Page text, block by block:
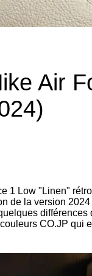
Air
1 Low "Linen"
de la version
différences
CO.JP qui